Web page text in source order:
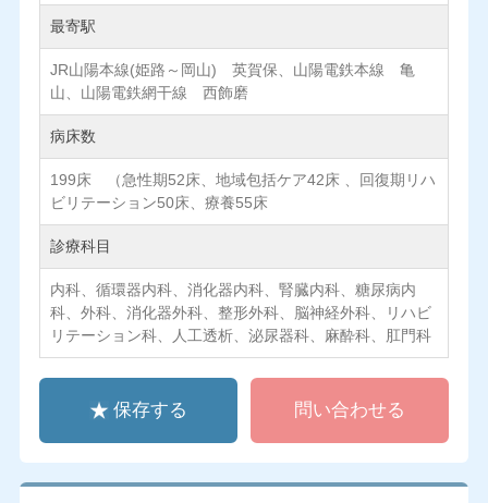
最寄駅
JR山陽本線(姫路～岡山) 英賀保、山陽電鉄本線 亀
山、山陽電鉄網干線 西飾磨
病床数
199床 （急性期52床、地域包括ケア42床 、回復期リハ
ビリテーション50床、療養55床
診療科目
内科、循環器内科、消化器内科、腎臓内科、糖尿病内
科、外科、消化器外科、整形外科、脳神経外科、リハビ
リテーション科、人工透析、泌尿器科、麻酔科、肛門科
保存する 問い合わせる